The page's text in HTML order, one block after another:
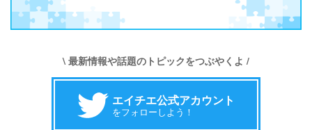
\ 最新情報や話題のトピックをつぶやくよ /
エイチエ公式アカウント
をフォローしよう！